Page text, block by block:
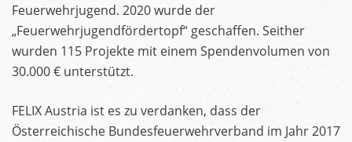
Feuerwehrjugend. 2020 wurde der
„Feuerwehrjugendfördertopf“ geschaffen. Seither
wurden 115 Projekte mit einem Spendenvolumen von
30.000 € unterstützt.
FELIX Austria ist es zu verdanken, dass der
Österreichische Bundesfeuerwehrverband im Jahr 2017